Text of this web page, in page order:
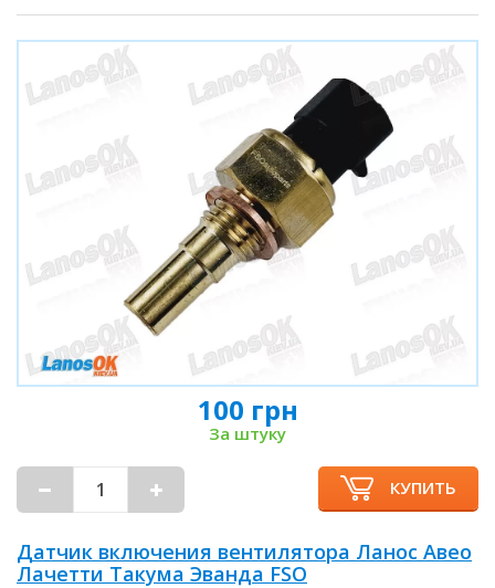
100 грн
За штуку
КУПИТЬ
Датчик включения вентилятора Ланос Авео
Лачетти Такума Эванда FSO